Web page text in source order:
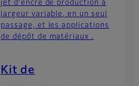
jet d’encre de production à
largeur variable, en un seul
passage, et les applications
de dépôt de matériaux .
Kit de